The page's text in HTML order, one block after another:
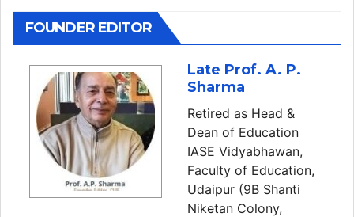
FOUNDER EDITOR
Late Prof. A. P.
Sharma
Retired as Head &
Dean of Education
IASE Vidyabhawan,
Faculty of Education,
Udaipur (9B Shanti
Niketan Colony,